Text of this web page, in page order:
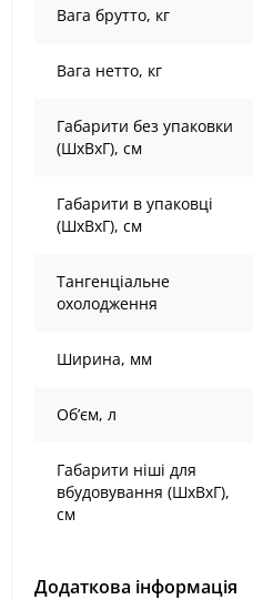
Вага брутто, кг
Вага нетто, кг
Габарити без упаковки
(ШxВxГ), cм
Габарити в упаковці
(ШxВxГ), cм
Тангенціальне
охолодження
Ширина, мм
Об’єм, л
Габарити ніші для
вбудовування (ШхВхГ),
см
Додаткова інформація